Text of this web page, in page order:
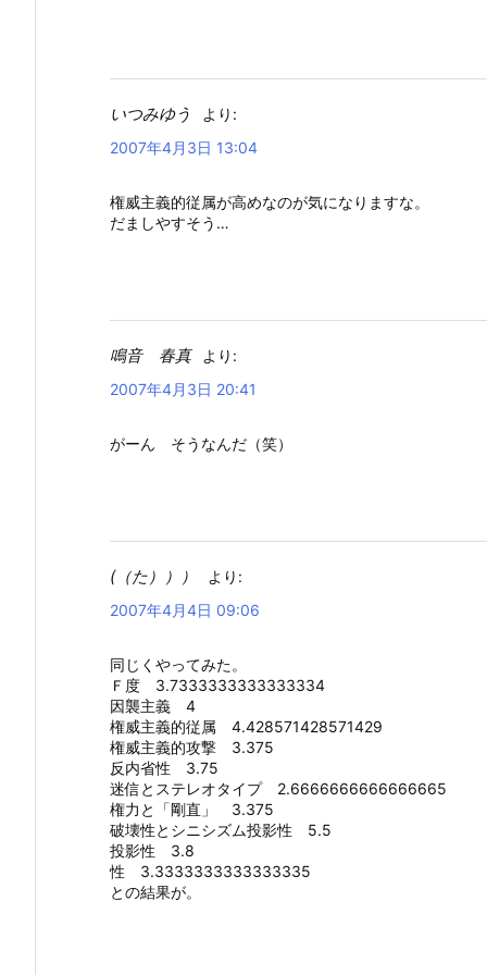
いつみゆう
より:
2007年4月3日 13:04
権威主義的従属が高めなのが気になりますな。
だましやすそう…
鳴音 春真
より:
2007年4月3日 20:41
がーん そうなんだ（笑）
(（た）））
より:
2007年4月4日 09:06
同じくやってみた。
Ｆ度 3.7333333333333334
因襲主義 4
権威主義的従属 4.428571428571429
権威主義的攻撃 3.375
反内省性 3.75
迷信とステレオタイプ 2.6666666666666665
権力と「剛直」 3.375
破壊性とシニシズム投影性 5.5
投影性 3.8
性 3.3333333333333335
との結果が。